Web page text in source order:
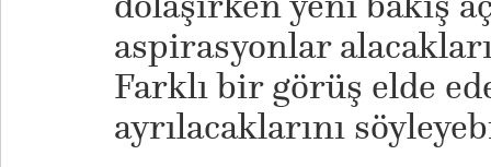
aspirasyonlar
Farklı bir görüş elde
ayrılacaklarını